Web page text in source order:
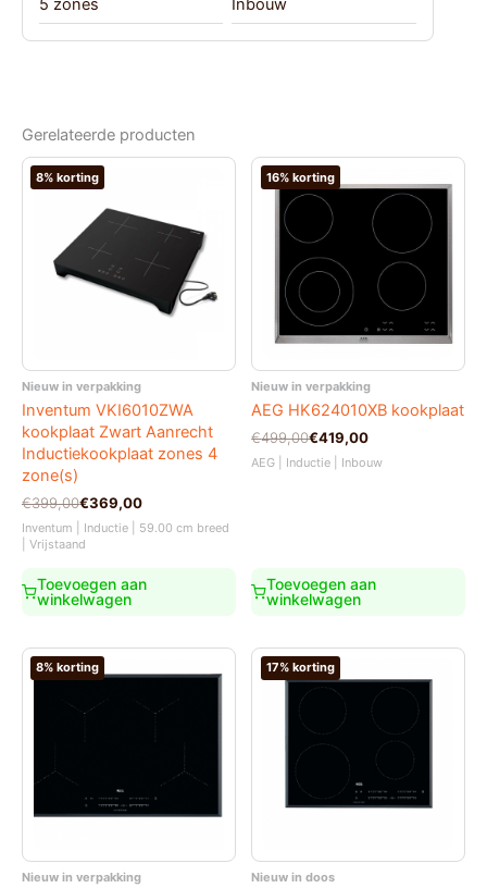
5 zones Inbouw
Gerelateerde producten
8% korting
Nieuw in verpakking
Inventum VKI6010ZWA
kookplaat Zwart Aanrecht
Inductiekookplaat zones 4
zone(s)
€399,00
Oorspronkelijke
prijs
was:
€399,00.
€369,00
Huidige
prijs
is:
€369,00.
Inventum | Inductie | 59.00 cm breed
| Vrijstaand
Toevoegen aan
winkelwagen
16% korting
Nieuw in verpakking
AEG HK624010XB kookplaat
€499,00
Oorspronkelijke
prijs
was:
€419,00
Huidige
prijs
AEG | Inductie | Inbouw
Toevoegen aan
winkelwagen
8% korting
Nieuw in verpakking
17% korting
Nieuw in doos